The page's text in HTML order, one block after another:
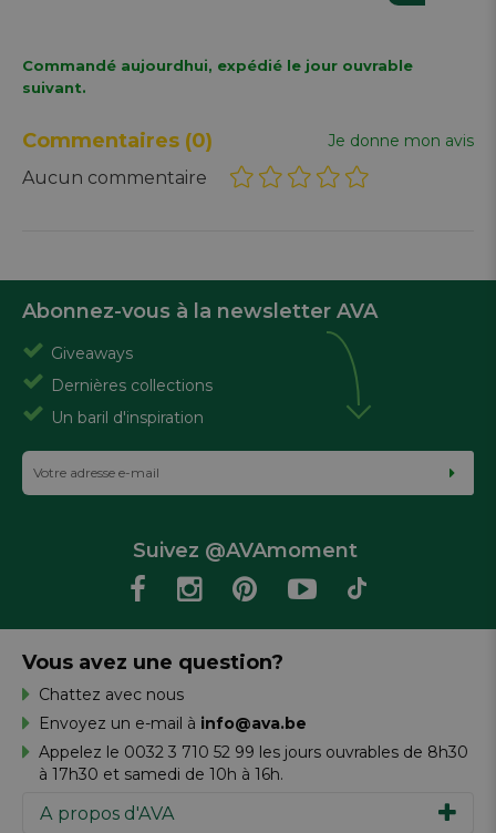
Commandé aujourdhui, expédié le jour ouvrable
suivant.
Commentaires (0) Je donne mon avis
Aucun commentaire
Abonnez-vous à la newsletter AVA
Giveaways
Dernières collections
Un baril d'inspiration
Suivez @AVAmoment
A propos d'AVA
Vous avez une question?
Chattez avec nous
Envoyez un e-mail à info@ava.be
Appelez le 0032 3 710 52 99 les jours ouvrables de 8h30
à 17h30 et samedi de 10h à 16h.